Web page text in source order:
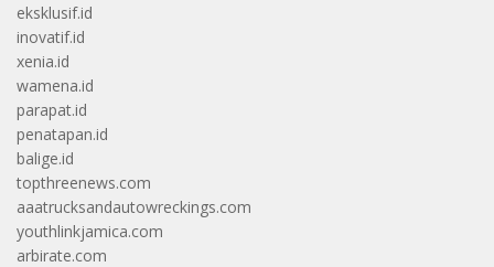
eksklusif.id
inovatif.id
xenia.id
wamena.id
parapat.id
penatapan.id
balige.id
topthreenews.com
aaatrucksandautowreckings.com
youthlinkjamica.com
arbirate.com